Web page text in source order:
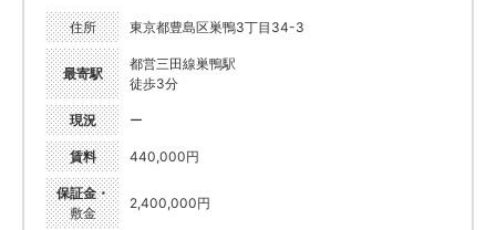
住所 東京都豊島区巣鴨3丁目34-3
最寄駅
都営三田線巣鴨駅
徒歩3分
現況 ー
賃料 440,000円
保証金・
敷金
2,400,000円